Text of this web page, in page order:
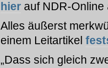
hier auf NDR-
Alles äußerst
einem Leitartikel
„Dass sich gleich